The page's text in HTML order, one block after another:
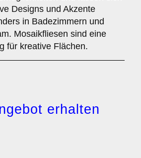
Designs und Akzente
in Badezimmern und
Mosaikfliesen sind eine
für kreative Flächen.
erhalten